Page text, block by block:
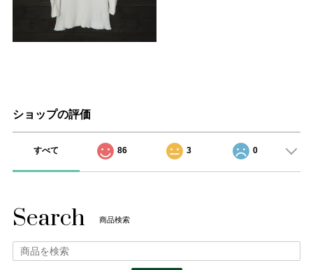
ショップの評価
すべて 86 3 0
Search 商品検索